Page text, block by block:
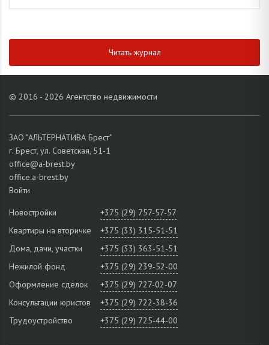
Читать журнал
© 2016 - 2026 Агентство недвижимости
ЗАО "АЛЬТЕРНАТИВА Брест"
г. Брест, ул. Советская, 51-1
office@a-brest.by
office.a-brest.by
Войти
Новостройки
+375 (29) 757-57-57
Квартиры на вторичке
+375 (33) 315-51-51
Дома, дачи, участки
+375 (33) 363-51-51
Нежилой фонд
+375 (29) 239-52-00
Оформление сделок
+375 (29) 727-02-07
Консультации юристов
+375 (29) 722-38-36
Трудоустройство
+375 (29) 725-44-00